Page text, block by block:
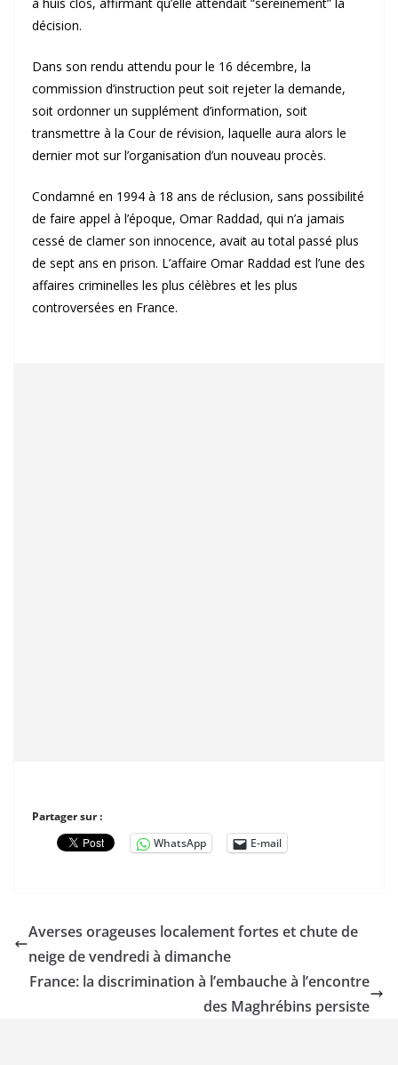
décision.
Dans son rendu attendu pour le 16 décembre, la
commission d’instruction peut soit rejeter la demande,
soit ordonner un supplément d’information, soit
transmettre à la Cour de révision, laquelle aura alors le
dernier mot sur l’organisation d’un nouveau procès.
Condamné en 1994 à 18 ans de réclusion, sans possibilité
de faire appel à l’époque, Omar Raddad, qui n’a jamais
cessé de clamer son innocence, avait au total passé plus
de sept ans en prison. L’affaire Omar Raddad est l’une des
affaires criminelles les plus célèbres et les plus
controversées en France.
Partager sur :
WhatsApp
E-mail
Averses orageuses localement fortes et chute de
neige de vendredi à dimanche
France: la discrimination à l’embauche à l’encontre
des Maghrébins persiste